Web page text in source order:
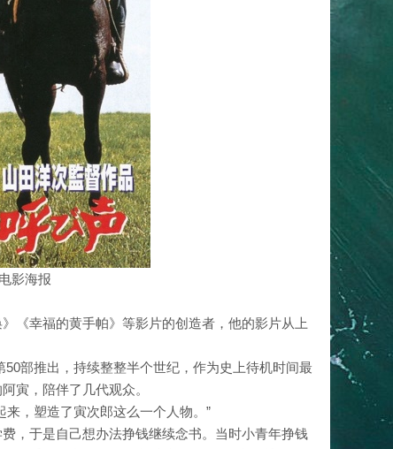
影海报
《幸福的黄手帕》等影片的创造者，他的影片从上
部推出，持续整整半个世纪，作为史上待机时间最
寅，陪伴了几代观众。
，塑造了寅次郎这么一个人物。”
，于是自己想办法挣钱继续念书。当时小青年挣钱